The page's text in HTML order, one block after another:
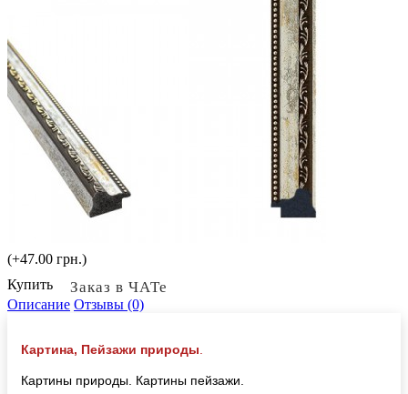
(+47.00 грн.)
Купить
Заказ в ЧАТе
Описание Отзывы (0)
Картина, Пейзажи природы
Картины природы. Картины пейзажи.